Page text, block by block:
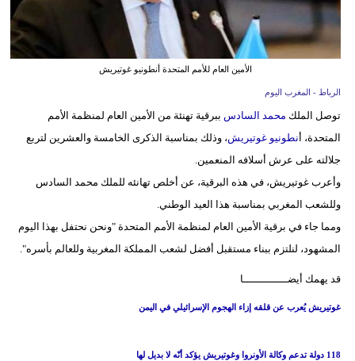
البرلمان
المغربي
أزياء
علوم
الأمين العام للأمم المتحدة أنطونيو غوتيريش
الرباط - المغرب اليوم
توصل الملك محمد السادس ببرقية تهنئة من الأمين العام لمنظمة الأمم
المتحدة، أنطونيو غوتيريش، وذلك بمناسبة الذكرى الخامسة والعشرين لتربع
جلالته على عرش أسلافه المنعمين.
وأعرب غوتيريش، في هذه البرقية، عن أخلص تهانئه للملك محمد السادس
وللشعب المغربي بمناسبة هذا العيد الوطني.
ومما جاء في برقية الأمين العام لمنظمة الأمم المتحدة "ونحن نحتفل بهذا اليوم
المشهود، لنلتزم ببناء مستقبل أفضل لشعب المملكة المغربية وللعالم بأسره".
قد يهمك أيضــــــــــــــا
غوتيريش يُعرب عن قلقه إزاء الهجوم الإسرائيلي في اليمن
118 دولة تدعم وكالة الأونروا وغوتيريش يؤكد أنّه لا بديل لها